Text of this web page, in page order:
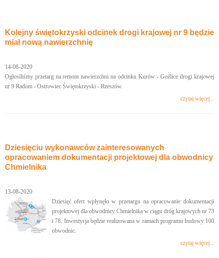
Kolejny świętokrzyski odcinek drogi krajowej nr 9 będzie
miał nową nawierzchnię
14-08-2020
Ogłosiliśmy przetarg na remont nawierzchni na odcinku Kurów - Goźlice drogi krajowej
nr 9 Radom - Ostrowiec Świętokrzyski - Rzeszów.
czytaj więcej...
Dziesięciu wykonawców zainteresowanych
opracowaniem dokumentacji projektowej dla obwodnicy
Chmielnika
13-08-2020
Dziesięć ofert wpłynęło w przetargu na opracowanie dokumentacji
projektowej dla obwodnicy Chmielnika w ciągu dróg krajowych nr 73
i 78. Inwestycja będzie realizowana w ramach programu budowy 100
obwodnic.
czytaj więcej...